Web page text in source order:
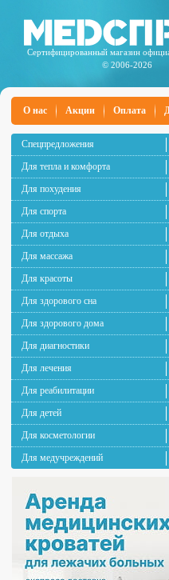
Сертифицированный магазин
© 2006-2026
О нас Акции Оплата
Спецпредложения
Для тепла и комфорта
Для похудения
Для спорта
Для отдыха
Для массажа
Для красоты
Для здорового сна
Для здорового дома
Для диагностики
Для лечения
Для реабилитации
Для детей
Для косметологии
Для медучреждений